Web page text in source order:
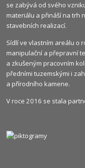
se zabývá od svého
materiálu a přináší na trh
stavebních realizací.
Sídlí ve vlastním areálu o
manipulační a přepravní
a zkušeným pracovním
předními tuzemskými i
a přírodního kamene.
V roce 2016 se stala